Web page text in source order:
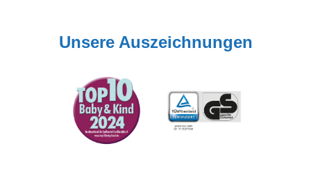
Unsere Auszeichnungen